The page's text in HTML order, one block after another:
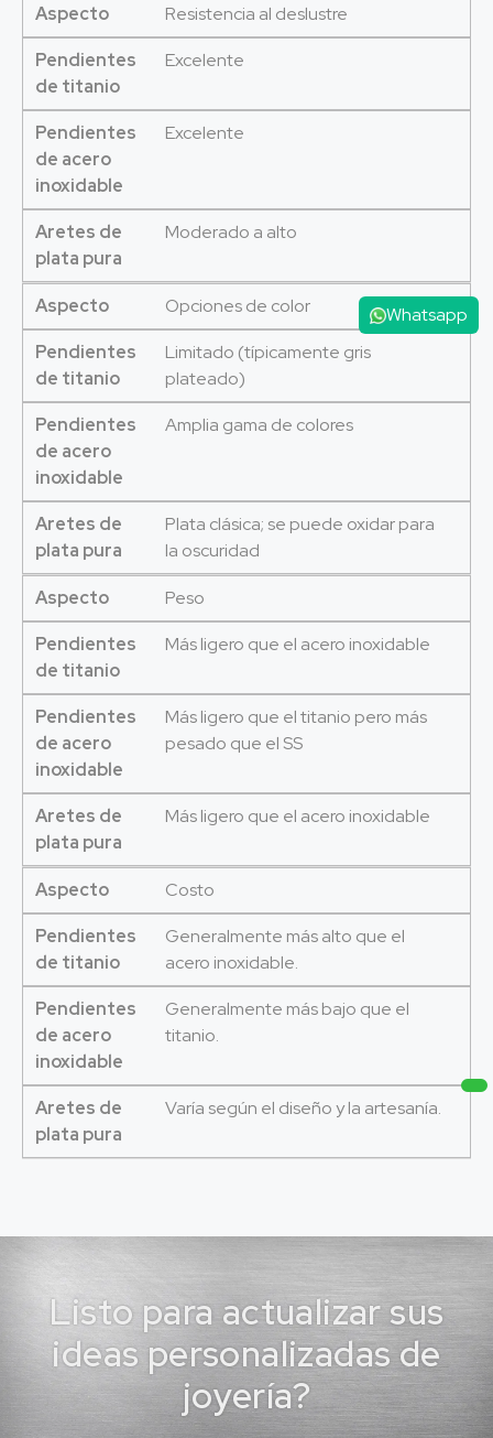
Aspecto
Resistencia al deslustre
Pendientes
de titanio
Excelente
Pendientes
de acero
inoxidable
Excelente
Aretes de
plata pura
Moderado a alto
Aspecto
Opciones de color
Pendientes
de titanio
Limitado (típicamente gris
plateado)
Pendientes
de acero
inoxidable
Amplia gama de colores
Aretes de
plata pura
Plata clásica; se puede oxidar para
la oscuridad
Aspecto
Peso
Pendientes
de titanio
Más ligero que el acero inoxidable
Pendientes
de acero
inoxidable
Más ligero que el titanio pero más
pesado que el SS
Aretes de
plata pura
Más ligero que el acero inoxidable
Aspecto
Costo
Pendientes
de titanio
Generalmente más alto que el
acero inoxidable.
Pendientes
de acero
inoxidable
Generalmente más bajo que el
titanio.
Aretes de
plata pura
Varía según el diseño y la artesanía.
Listo para actualizar sus
ideas personalizadas de
joyería?
Whatsapp